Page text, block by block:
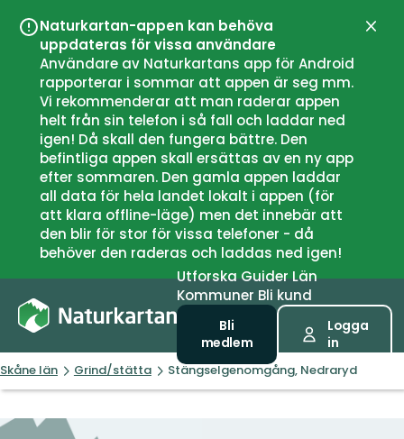
Naturkartan-appen kan behöva
uppdateras för vissa användare
Användare av Naturkartans app för Android
rapporterar i sommar att appen är seg mm.
Vi rekommenderar att man raderar appen
helt från sin telefon i så fall och laddar ned
igen! Då skall den fungera bättre. Den
befintliga appen skall ersättas av en ny app
efter sommaren. Den gamla appen laddar
all data för hela landet lokalt i appen (för
att klara offline-läge) men det innebär att
den blir för stor för vissa telefoner - då
behöver den raderas och laddas ned igen!
UtforskaGuiderLän
Kommuner Bli kund
Bli
medlem
Logga
in
Skåne län Grind/stätta Stängselgenomgång, Nedraryd